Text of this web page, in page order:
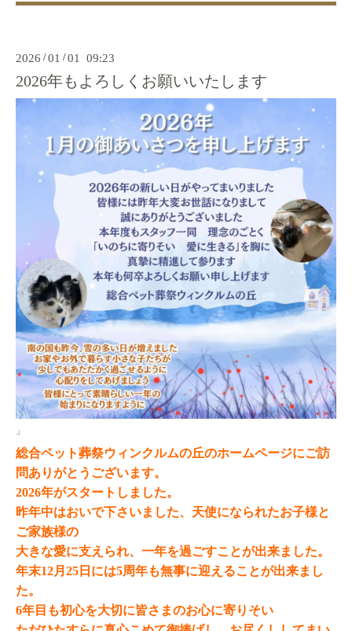
2026 /01 /01 09:23
2026年もよろしくお願いいたします
」
総合ペット葬祭ウィンクルムの丘のホームページにご訪
問ありがとうございます。
2026年がスタートしました。
昨年中はおいで下さいました、天使になられたお子様と
ご家族様の
大きな愛に支えられ、一年を過ごすことが出来ました。
年末12月25日には5周年も無事に迎えることが出来まし
た。
6年目も初心を大切に皆さまのお心に寄りそい